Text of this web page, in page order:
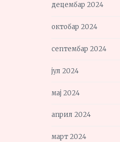
децембар 2024
октобар 2024
септембар 2024
јул 2024
мај 2024
април 2024
март 2024